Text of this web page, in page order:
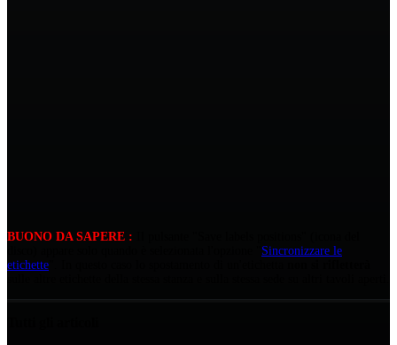
BUONO DA SAPERE :
Sincronizzare le
etichette